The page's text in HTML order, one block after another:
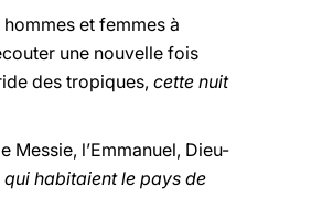
hommes et femmes à
une nouvelle fois
des tropiques, cette nuit
l’Emmanuel, Dieu-
qui habitaient le pays de